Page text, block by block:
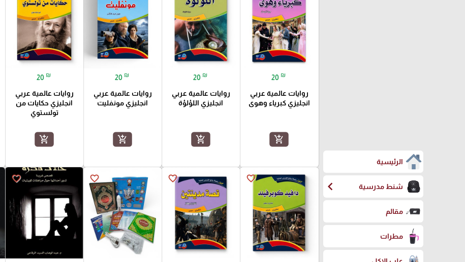
الرئيسية
شنط مدرسية chevron_left
مقالم
مطرات
20 ₪
روايات عالمية عربي
انجليزي كبرياء وهوى
add_shopping_cart
20 ₪
روايات عالمية عربي
انجليزي اللؤلؤة
add_shopping_cart
20 ₪
روايات عالمية عربي
انجليزي مونفليت
add_shopping_cart
20 ₪
روايات عالمية عربي
انجليزي حكايات من
تولستوي
add_shopping_cart
favorite_border
favorite_border
favorite_border
favorite_border